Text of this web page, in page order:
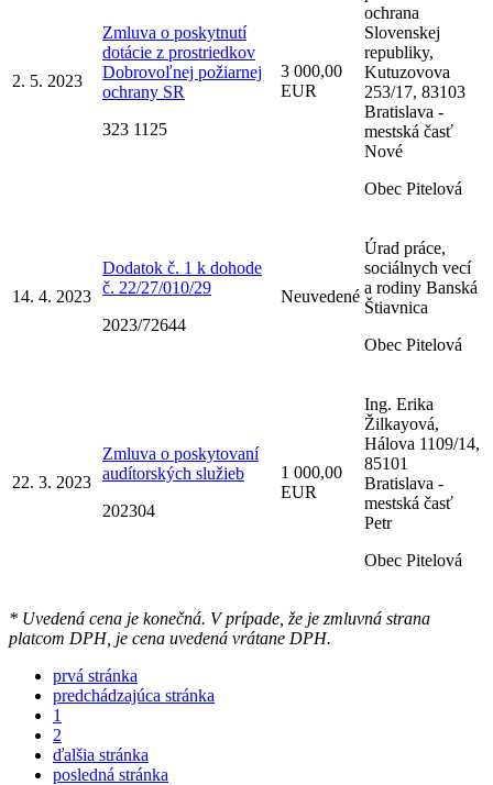
2. 5. 2023
Zmluva o poskytnutí
dotácie z prostriedkov
Dobrovoľnej požiarnej
ochrany SR
323 1125
3 000,00
EUR
ochrana
Slovenskej
republiky,
Kutuzovova
253/17, 83103
Bratislava -
mestská časť
Nové
Obec Pitelová
14. 4. 2023
Dodatok č. 1 k dohode
č. 22/27/010/29
2023/72644
Neuvedené
Úrad práce,
sociálnych vecí
a rodiny Banská
Štiavnica
Obec Pitelová
22. 3. 2023
Zmluva o poskytovaní
audítorských služieb
202304
1 000,00
EUR
Ing. Erika
Žilkayová,
Hálova 1109/14,
85101
Bratislava -
mestská časť
Petr
Obec Pitelová
* Uvedená cena je konečná. V prípade, že je zmluvná strana
platcom DPH, je cena uvedená vrátane DPH.
prvá stránka
predchádzajúca stránka
1
2
ďalšia stránka
posledná stránka